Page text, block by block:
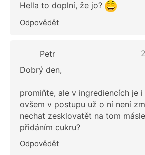
Hella to doplní, že jo?
Odpovědět
Petr
Dobrý den,
promiňte, ale v ingrediencích je
ovšem v postupu už o ní není
nechat zesklovatět na tom
přidáním cukru?
Odpovědět